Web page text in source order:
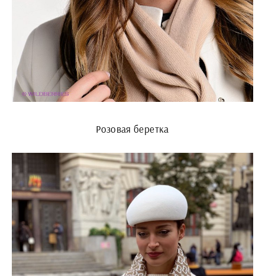
Розовая беретка